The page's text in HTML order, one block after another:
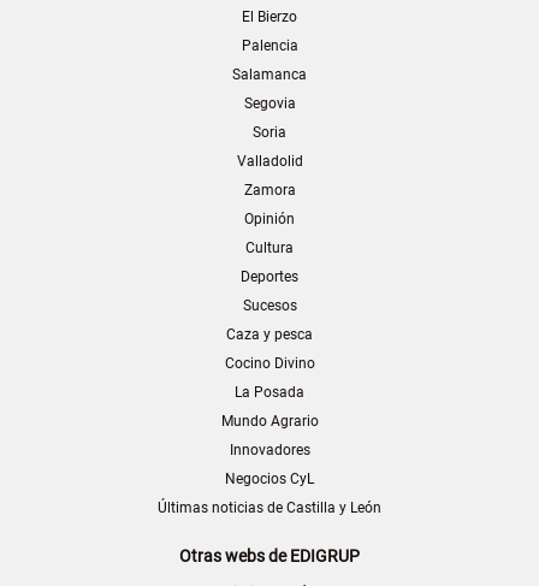
El Bierzo
Palencia
Salamanca
Segovia
Soria
Valladolid
Zamora
Opinión
Cultura
Deportes
Sucesos
Caza y pesca
Cocino Divino
La Posada
Mundo Agrario
Innovadores
Negocios CyL
Últimas noticias de Castilla y León
Otras webs de EDIGRUP